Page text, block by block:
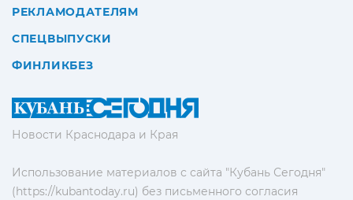
Новости Краснодара и Края
Использование материалов с сайта "Кубань Сегодня"
(https://kubantoday.ru) без письменного согласия
РЕКЛАМОДАТЕЛЯМ
СПЕЦВЫПУСКИ
ФИНЛИКБЕЗ